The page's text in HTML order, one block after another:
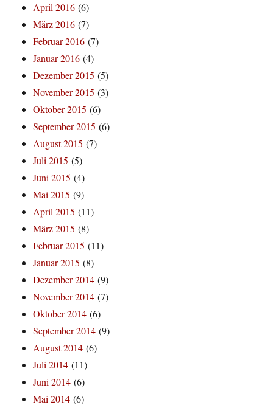
April 2016 (6)
März 2016 (7)
Februar 2016 (7)
Januar 2016 (4)
Dezember 2015 (5)
November 2015 (3)
Oktober 2015 (6)
September 2015 (6)
August 2015 (7)
Juli 2015 (5)
Juni 2015 (4)
Mai 2015 (9)
April 2015 (11)
März 2015 (8)
Februar 2015 (11)
Januar 2015 (8)
Dezember 2014 (9)
November 2014 (7)
Oktober 2014 (6)
September 2014 (9)
August 2014 (6)
Juli 2014 (11)
Juni 2014 (6)
Mai 2014 (6)